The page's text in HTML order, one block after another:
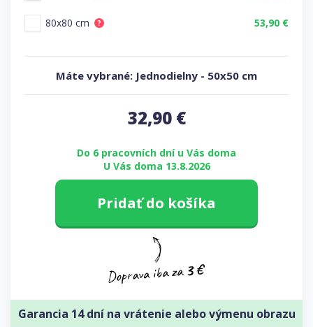
80x80 cm ? 53,90 €
Máte vybrané: Jednodielny - 50x50 cm
32,90€
Do 6 pracovních dní u Vás doma
U Vás doma 13.8.2026
Pridať do košíka
Garancia 14 dní na vrátenie alebo výmenu obrazu